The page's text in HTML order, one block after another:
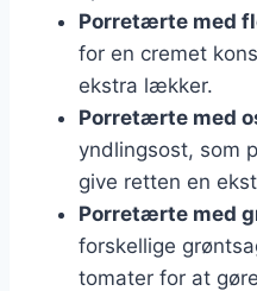
Porretærte med
for en cremet
ekstra lækker.
Porretærte med
yndlingsost, som
give retten en
Porretærte med
forskellige
tomater for at